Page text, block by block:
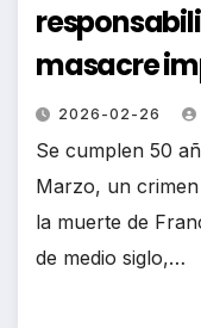
masacre
2026-02-26
Se cumplen 50
Marzo, un
la muerte de
de medio siglo,…